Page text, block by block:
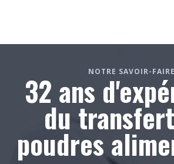
NOTRE SAVOIR-FAIRE
32 ans
du
poudres